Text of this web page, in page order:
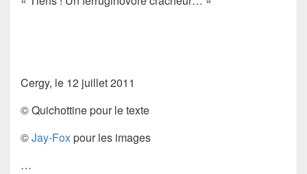
Cergy, le 12 juillet 2011
©Quichottinepour le texte
©Jay-Foxpour les images
…